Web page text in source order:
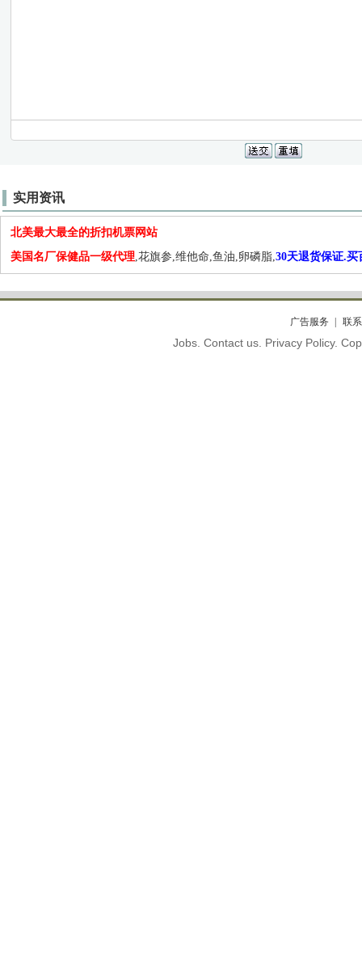
实用资讯
北美最大最全的折扣机票网站
美国名厂保健品一级代理,花旗参,维他命,鱼油,卵磷脂,30天退货保证.买
广告服务 联
Jobs. Contact us. Privacy Policy.